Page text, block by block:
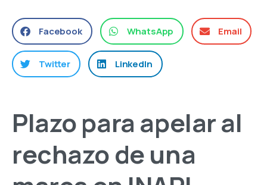
Facebook WhatsApp Email
Twitter LinkedIn
Plazo para apelar al
rechazo de una